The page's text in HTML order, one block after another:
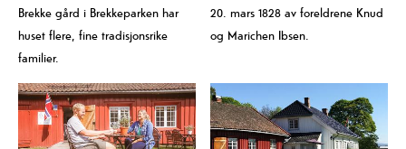
Brekke gård i Brekkeparken har
huset flere, fine tradisjonsrike
familier.
20. mars 1828 av foreldrene Knud
og Marichen Ibsen.